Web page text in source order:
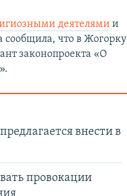
деятелями и
сообщила, что в Жогорку
законопроекта «О
внести в
провокации